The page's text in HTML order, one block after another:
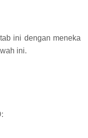
ini dengan meneka
ini.